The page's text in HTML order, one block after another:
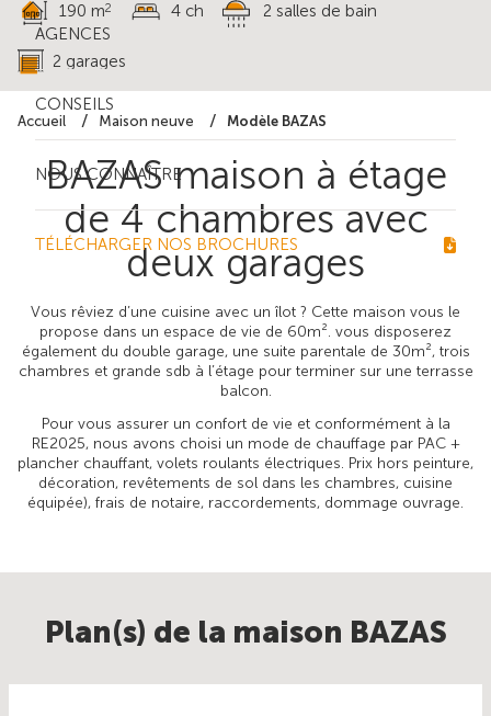
AGENCES
CONSEILS
NOUS CONNAÎTRE
TÉLÉCHARGER NOS BROCHURES
Accueil Maison neuve Modèle BAZAS
BAZAS maison à étage
de 4 chambres avec
deux garages
Vous rêviez d’une cuisine avec un îlot ? Cette maison vous le
propose dans un espace de vie de 60m². vous disposerez
également du double garage, une suite parentale de 30m², trois
chambres et grande sdb à l’étage pour terminer sur une terrasse
balcon.
Pour vous assurer un confort de vie et conformément à la
RE2025, nous avons choisi un mode de chauffage par PAC +
plancher chauffant, volets roulants électriques. Prix hors peinture,
décoration, revêtements de sol dans les chambres, cuisine
équipée), frais de notaire, raccordements, dommage ouvrage.
190 m2 4 ch 2 salles de bain
2 garages
Plan(s) de la maison BAZAS